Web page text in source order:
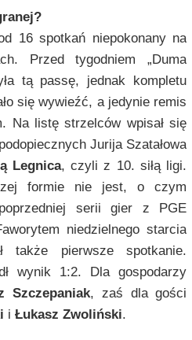
16 spotkań niepokonany na
Przed tygodniem „Duma
tą passę, jednak kompletu
się wywieźć, a jedynie remis
Na listę strzelców wpisał się
Jurija Szatałowa
Legnica, czyli z 10. siłą ligi.
formie nie jest, o czym
serii gier z PGE
niedzielnego starcia
także pierwsze spotkanie.
wynik 1:2. Dla gospodarzy
Szczepaniak, zaś dla gości
i Łukasz Zwoliński.